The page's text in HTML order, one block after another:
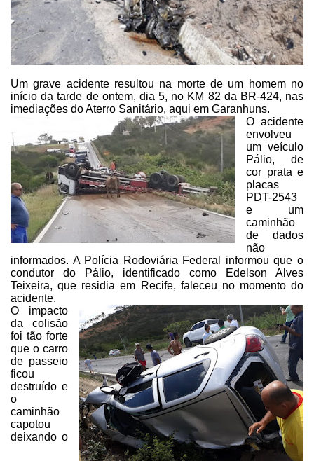
Um grave acidente resultou na morte de um homem no
início da tarde de ontem, dia 5, no KM 82 da BR-424, nas
imediações doAterro Sanitário, aqui em Garanhuns.
O acidente
envolveu
um veículo
Pálio, de
cor prata e
placas
PDT-2543
e um
caminhão
de dados
não
informados. A Polícia Rodoviária Federal informou que o
condutor do Pálio, identificado como Edelson Alves
Teixeira, que residia em Recife, faleceu no momento do
acidente.
O impacto
da colisão
foi tão forte
que o carro
de passeio
ficou
destruído e
o
caminhão
capotou
deixando o